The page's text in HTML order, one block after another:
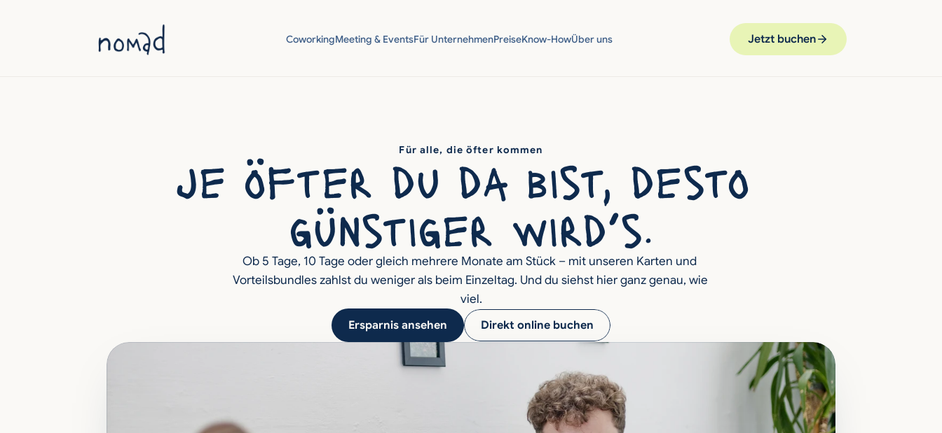
CoworkingMeeting & EventsFür UnternehmenPreiseKnow-HowÜber uns Jetzt buchen
Für alle, die öfter kommen
je öfter du da bist, desto
günstiger wird’s.
Ob 5 Tage, 10 Tage oder gleich mehrere Monate am Stück – mit unseren Karten und
Vorteilsbundles zahlst du weniger als beim Einzeltag. Und du siehst hier ganz genau, wie
viel.
Ersparnis ansehen Direkt online buchen